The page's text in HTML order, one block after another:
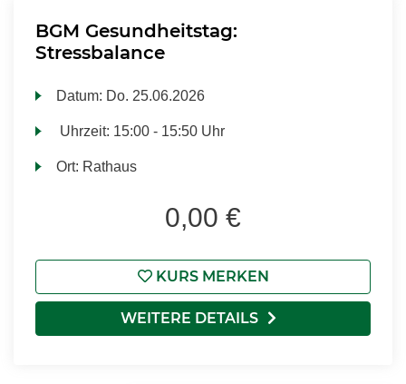
BGM Gesundheitstag:
Stressbalance
Datum: Do. 25.06.2026
Uhrzeit: 15:00 - 15:50 Uhr
Ort: Rathaus
0,00 €
KURS MERKEN
WEITERE DETAILS